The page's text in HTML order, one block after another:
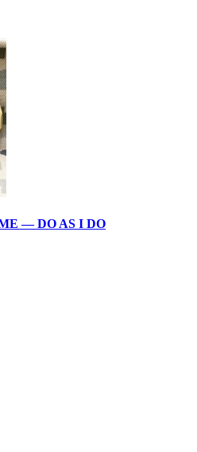
— DO AS I DO